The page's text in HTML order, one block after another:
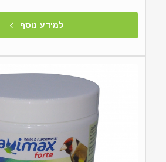
למידע נוסף